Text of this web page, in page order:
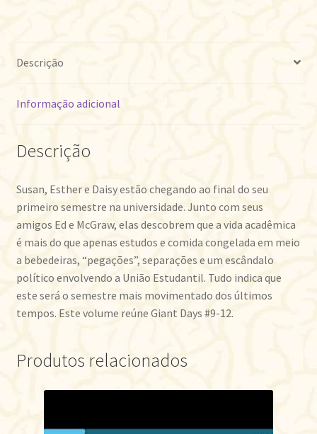
Descrição
Informação adicional
Descrição
Susan, Esther e Daisy estão chegando ao final do seu
primeiro semestre na universidade. Junto com seus
amigos Ed e McGraw, elas descobrem que a vida acadêmica
é mais do que apenas estudos e comida congelada em meio
a bebedeiras, “pegações”, separações e um escândalo
político envolvendo a União Estudantil. Tudo indica que
este será o semestre mais movimentado dos últimos
tempos. Este volume reúne Giant Days #9-12.
Produtos relacionados